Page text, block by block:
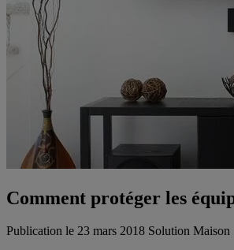
Comment protéger les
Publication le 23 mars 2018 Solution Maison